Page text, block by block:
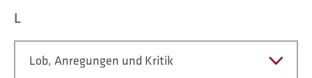
L
Lob, Anregungen und Kritik